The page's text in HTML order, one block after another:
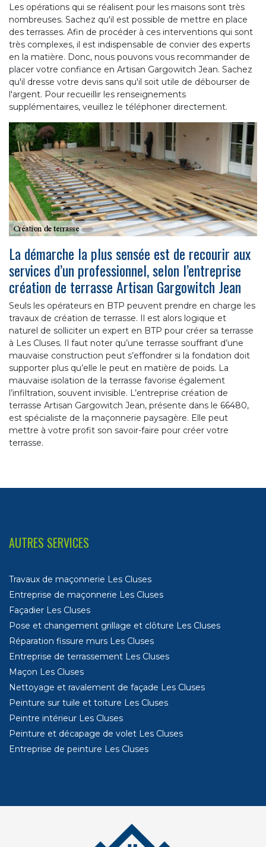
Les opérations qui se réalisent pour les maisons sont très
nombreuses. Sachez qu'il est possible de mettre en place
des terrasses. Afin de procéder à ces interventions qui sont
très complexes, il est indispensable de convier des experts
en la matière. Donc, nous pouvons vous recommander de
placer votre confiance en Artisan Gargowitch Jean. Sachez
qu'il dresse votre devis sans qu'il soit utile de débourser de
l'argent. Pour recueillir les renseignements
supplémentaires, veuillez le téléphoner directement.
La démarche la plus sensée est de recourir aux
services d’un professionnel, selon l’entreprise
création de terrasse Artisan Gargowitch Jean
Seuls les opérateurs en BTP peuvent prendre en charge les
travaux de création de terrasse. Il est alors logique et
naturel de solliciter un expert en BTP pour créer sa terrasse
à Les Cluses. Il faut noter qu’une terrasse souffrant d’une
mauvaise construction peut s’effondrer si la fondation doit
supporter plus qu’elle le peut en matière de poids. La
mauvaise isolation de la terrasse favorise également
l’infiltration, souvent invisible. L’entreprise création de
terrasse Artisan Gargowitch Jean, présente dans le 66480,
est spécialiste de la maçonnerie paysagère. Elle peut
mettre à votre profit son savoir-faire pour créer votre
terrasse.
AUTRES SERVICES
Travaux de maçonnerie Les Cluses
Entreprise de maçonnerie Les Cluses
Façadier Les Cluses
Pose et changement grillage et clôture Les Cluses
Réparation fissure murs Les Cluses
Entreprise de terrassement Les Cluses
Maçon Les Cluses
Nettoyage et ravalement de façade Les Cluses
Peinture sur tuile et toiture Les Cluses
Peintre intérieur Les Cluses
Peinture et décapage de volet Les Cluses
Entreprise de peinture Les Cluses